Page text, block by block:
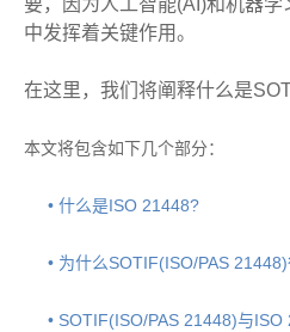
要，因为人工智能(AI)和机器
中发挥着关键作用。
在这里，我们将阐释什么是
本文将包含如下几个部分：
• 什么是ISO 21448?
• 为什么SOTIF(ISO/PAS 21448)
• SOTIF(ISO/PAS 21448)与ISO